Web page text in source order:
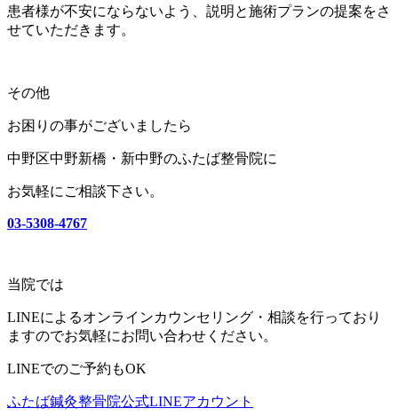
患者様が不安にならないよう、説明と施術プランの提案をさ
せていただきます。
その他
お困りの事がございましたら
中野区中野新橋・新中野のふたば整骨院に
お気軽にご相談下さい。
03-5308-4767
当院では
LINEによるオンラインカウンセリング・相談を行っており
ますのでお気軽にお問い合わせください。
LINEでのご予約もOK
ふたば鍼灸整骨院公式LINEアカウント